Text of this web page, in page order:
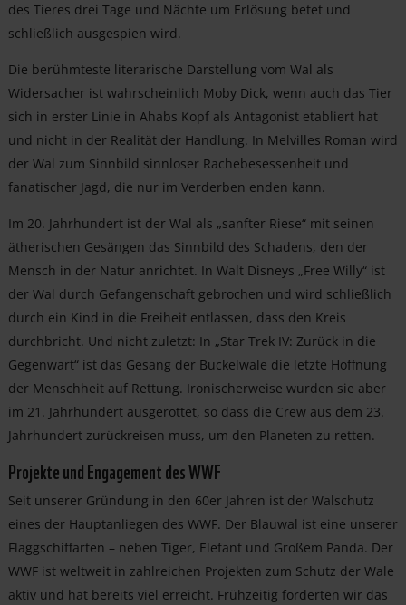
des Tieres drei Tage und Nächte um Erlösung betet und
schließlich ausgespien wird.
Die berühmteste literarische Darstellung vom Wal als
Widersacher ist wahrscheinlich Moby Dick, wenn auch das Tier
sich in erster Linie in Ahabs Kopf als Antagonist etabliert hat
und nicht in der Realität der Handlung. In Melvilles Roman wird
der Wal zum Sinnbild sinnloser Rachebesessenheit und
fanatischer Jagd, die nur im Verderben enden kann.
Im 20. Jahrhundert ist der Wal als „sanfter Riese“ mit seinen
ätherischen Gesängen das Sinnbild des Schadens, den der
Mensch in der Natur anrichtet. In Walt Disneys „Free Willy“ ist
der Wal durch Gefangenschaft gebrochen und wird schließlich
durch ein Kind in die Freiheit entlassen, dass den Kreis
durchbricht. Und nicht zuletzt: In „Star Trek IV: Zurück in die
Gegenwart“ ist das Gesang der Buckelwale die letzte Hoffnung
der Menschheit auf Rettung. Ironischerweise wurden sie aber
im 21. Jahrhundert ausgerottet, so dass die Crew aus dem 23.
Jahrhundert zurückreisen muss, um den Planeten zu retten.
Projekte und Engagement des WWF
Seit unserer Gründung in den 60er Jahren ist der Walschutz
eines der Hauptanliegen des WWF. Der Blauwal ist eine unserer
Flaggschiffarten – neben Tiger, Elefant und Großem Panda. Der
WWF ist weltweit in zahlreichen Projekten zum Schutz der Wale
aktiv und hat bereits viel erreicht. Frühzeitig forderten wir das